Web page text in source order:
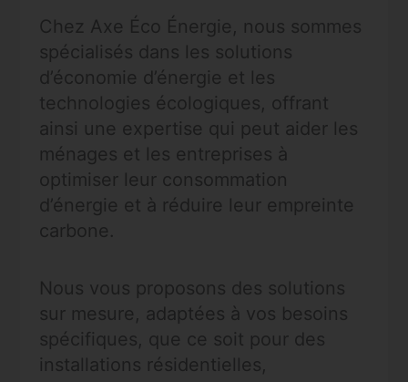
Chez Axe Éco Énergie, nous sommes
spécialisés dans les solutions
d’économie d’énergie et les
technologies écologiques, offrant
ainsi une expertise qui peut aider les
ménages et les entreprises à
optimiser leur consommation
d’énergie et à réduire leur empreinte
carbone.
Nous vous proposons des solutions
sur mesure, adaptées à vos besoins
spécifiques, que ce soit pour des
installations résidentielles,